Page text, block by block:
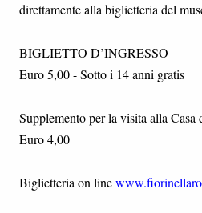
direttamente alla biglietteria del
BIGLIETTO D’INGRESSO
Euro 5,00 - Sotto i 14 anni gratis
Supplemento per la visita alla Casa
Euro 4,00
Biglietteria on line